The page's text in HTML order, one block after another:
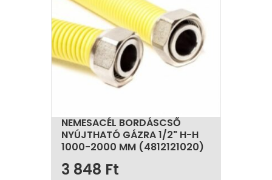
NEMESACÉL BORDÁSCSŐ
NYÚJTHATÓ GÁZRA 1/2" H-H
1000-2000 MM (4812121020)
3 848 Ft